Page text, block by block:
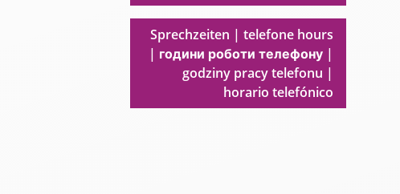
Sprechzeiten | telefone hours
| години роботи телефону |
godziny pracy telefonu |
horario telefónico